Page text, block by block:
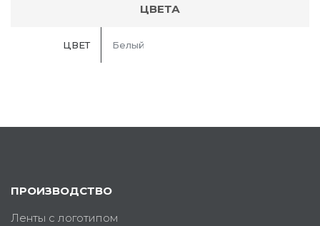
ЦВЕТА
ЦВЕТ Белый
ПРОИЗВОДСТВО
Ленты с логотипом